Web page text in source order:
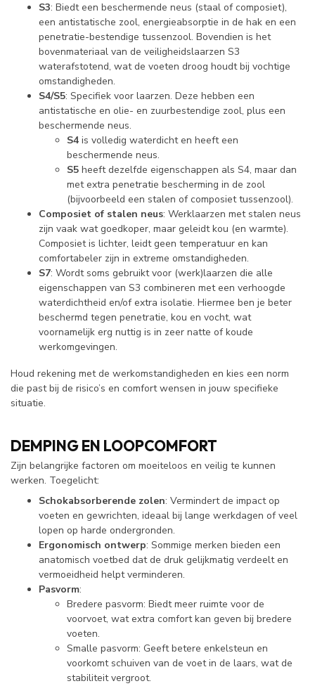
S3: Biedt een beschermende neus (staal of composiet),
een antistatische zool, energieabsorptie in de hak en een
penetratie-bestendige tussenzool. Bovendien is het
bovenmateriaal van de veiligheidslaarzen S3
waterafstotend, wat de voeten droog houdt bij vochtige
omstandigheden.
S4/S5: Specifiek voor laarzen. Deze hebben een
antistatische en olie- en zuurbestendige zool, plus een
beschermende neus.
S4 is volledig waterdicht en heeft een
beschermende neus.
S5 heeft dezelfde eigenschappen als S4, maar dan
met extra penetratie bescherming in de zool
(bijvoorbeeld een stalen of composiet tussenzool).
Composiet of stalen neus: Werklaarzen met stalen neus
zijn vaak wat goedkoper, maar geleidt kou (en warmte).
Composiet is lichter, leidt geen temperatuur en kan
comfortabeler zijn in extreme omstandigheden.
S7: Wordt soms gebruikt voor (werk)laarzen die alle
eigenschappen van S3 combineren met een verhoogde
waterdichtheid en/of extra isolatie. Hiermee ben je beter
beschermd tegen penetratie, kou en vocht, wat
voornamelijk erg nuttig is in zeer natte of koude
werkomgevingen.
Houd rekening met de werkomstandigheden en kies een norm
die past bij de risico’s en comfort wensen in jouw specifieke
situatie.
DEMPING EN LOOPCOMFORT
Zijn belangrijke factoren om moeiteloos en veilig te kunnen
werken. Toegelicht:
Schokabsorberende zolen: Vermindert de impact op
voeten en gewrichten, ideaal bij lange werkdagen of veel
lopen op harde ondergronden.
Ergonomisch ontwerp: Sommige merken bieden een
anatomisch voetbed dat de druk gelijkmatig verdeelt en
vermoeidheid helpt verminderen.
Pasvorm:
Bredere pasvorm: Biedt meer ruimte voor de
voorvoet, wat extra comfort kan geven bij bredere
voeten.
Smalle pasvorm: Geeft betere enkelsteun en
voorkomt schuiven van de voet in de laars, wat de
stabiliteit vergroot.